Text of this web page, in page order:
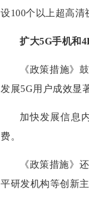
设100个以上超高
扩大5G手机和
《政策措施》
发展5G用户成效显
加快发展信息
费。
《政策措施》
平研发机构等创新